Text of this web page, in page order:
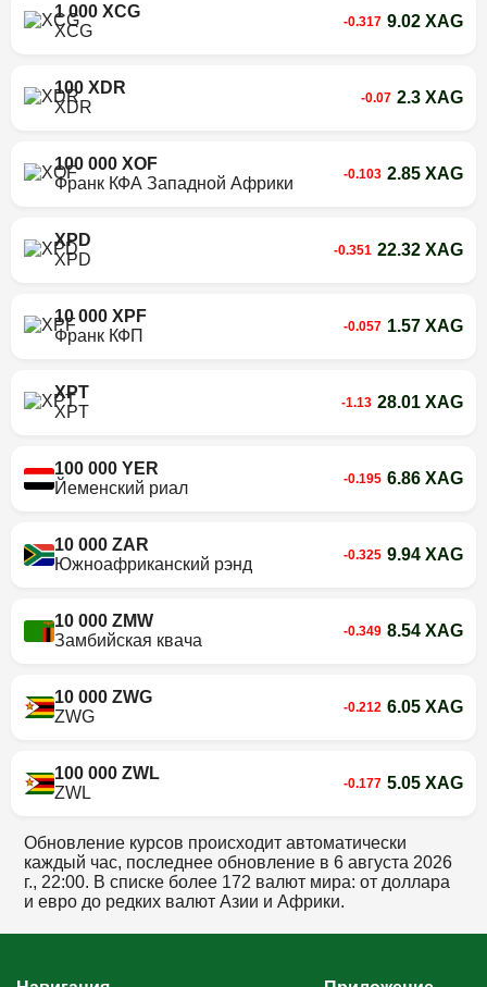
1 000 XCG
XCG
-0.317 9.02 XAG
100 XDR
XDR
-0.07 2.3 XAG
100 000 XOF
Франк КФА Западной Африки
-0.103 2.85 XAG
XPD
XPD
-0.351 22.32 XAG
10 000 XPF
Франк КФП
-0.057 1.57 XAG
XPT
XPT
-1.13 28.01 XAG
100 000 YER
Йеменский риал
-0.195 6.86 XAG
10 000 ZAR
Южноафриканский рэнд
-0.325 9.94 XAG
10 000 ZMW
Замбийская квача
-0.349 8.54 XAG
10 000 ZWG
ZWG
-0.212 6.05 XAG
100 000 ZWL
ZWL
-0.177 5.05 XAG
Обновление курсов происходит автоматически
каждый час, последнее обновление в6 августа 2026
г., 22:00. В списке более 172 валют мира: от доллара
и евро до редких валют Азии и Африки.